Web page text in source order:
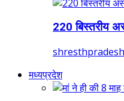
220 बिस्तरीय
मध्यप्रदेश